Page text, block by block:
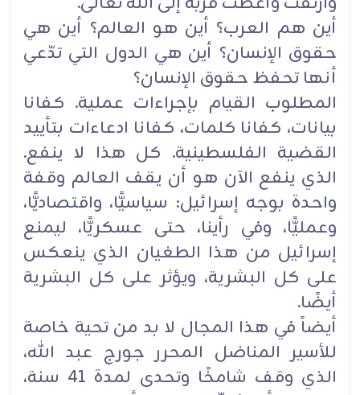
أين هم العرب؟ أين هو العالم؟ أين هي
حقوق الإنسان؟ أين هي الدول التي تدّعي
أنها تحفظ حقوق الإنسان؟ ‏
المطلوب القيام بإجراءات عملية. كفانا
بيانات، كفانا كلمات، كفانا ادعاءات بتأييد
القضية الفلسطينية. كل هذا ‏لا ينفع.
الذي ينفع الآن هو أن يقف العالم وقفة
واحدة بوجه إسرائيل: سياسيًّا، واقتصاديًّا،
وعمليًّا، وفي ‏رأينا، حتى عسكريًّا، ليمنع
إسرائيل من هذا الطغيان الذي ينعكس
على كل البشرية، ويؤثر على كل البشرية
‏أيضًا.‏
أيضاً في هذا المجال لا بد من تحية خاصة
للأسير المناضل المحرر جورج عبد الله،
الذي وقف شامخًا ‏وتحدى لمدة 41 سنة،